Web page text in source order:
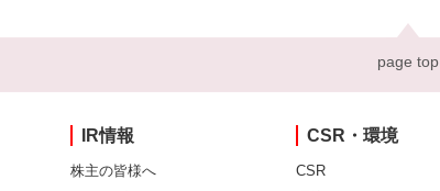
page top
IR情報
株主の皆様へ
CSR・環境
CSR